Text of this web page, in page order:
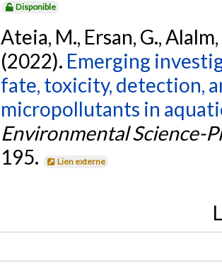
Disponible
Ateia, M., Ersan, G.,
(2022). Emerging
fate, toxicity, detection,
micropollutants in
Environmental Science-
195.
Lien externe